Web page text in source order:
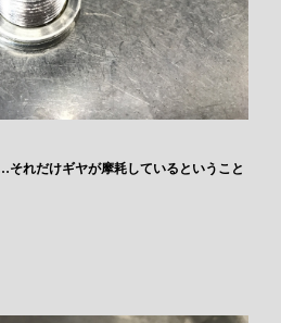
れだけギヤが摩耗しているということ